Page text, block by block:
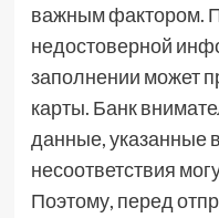
важным фактором.
недостоверной
заполнении может
карты. Банк
данные, указанные
несоответствия
Поэтому, перед